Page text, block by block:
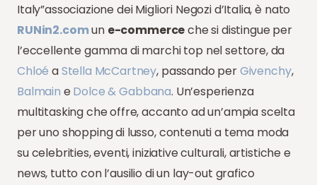
Italy”associazione dei Migliori Negozi d’Italia, è nato
RUNin2.comun e-commerceche si distingue per
l’eccellente gamma di marchi top nel settore, da
Chloé aStella McCartney, passando perGivenchy,
Balmain e Dolce & Gabbana. Un’esperienza
multitasking che offre, accanto ad un’ampia scelta
per uno shopping di lusso, contenuti a tema moda
su celebrities, eventi, iniziative culturali, artistiche e
news, tutto con l’ausilio di un lay-out grafico